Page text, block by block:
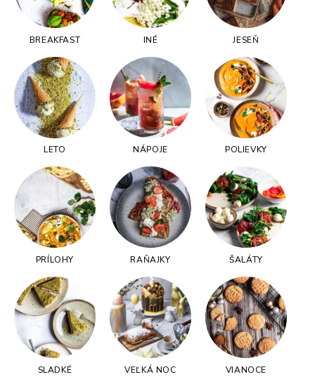
BREAKFAST INÉ JESEŇ
LETO NÁPOJE POLIEVKY
PRÍLOHY RAŇAJKY ŠALÁTY
SLADKÉ VEĽKÁ NOC VIANOCE